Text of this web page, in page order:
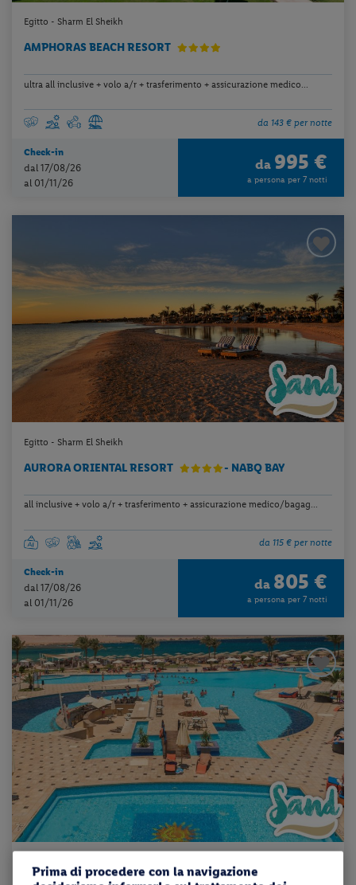
Egitto - Sharm El Sheikh
AMPHORAS BEACH RESORT
ultra all inclusive + volo a/r + trasferimento + assicurazione medico...
da 143 € per notte
Check-in
dal 17/08/26
al 01/11/26
da 995 €
a persona per 7 notti
Egitto - Sharm El Sheikh
AURORA ORIENTAL RESORT - NABQ BAY
all inclusive + volo a/r + trasferimento + assicurazione medico/bagag...
da 115 € per notte
Check-in
dal 17/08/26
al 01/11/26
da 805 €
a persona per 7 notti
Prima di procedere con la navigazione